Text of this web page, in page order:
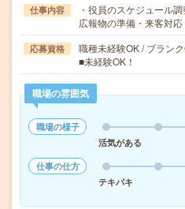
仕事内容
・役員のスケジュール
広報物の準備・来客対
応募資格
職種未経験OK / ブラン
■未経験OK！
職場の雰囲気
職場の様子
活気がある
仕事の仕方
テキパキ